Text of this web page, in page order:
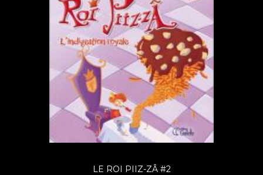
LE ROI PIIZ-ZÂ #2